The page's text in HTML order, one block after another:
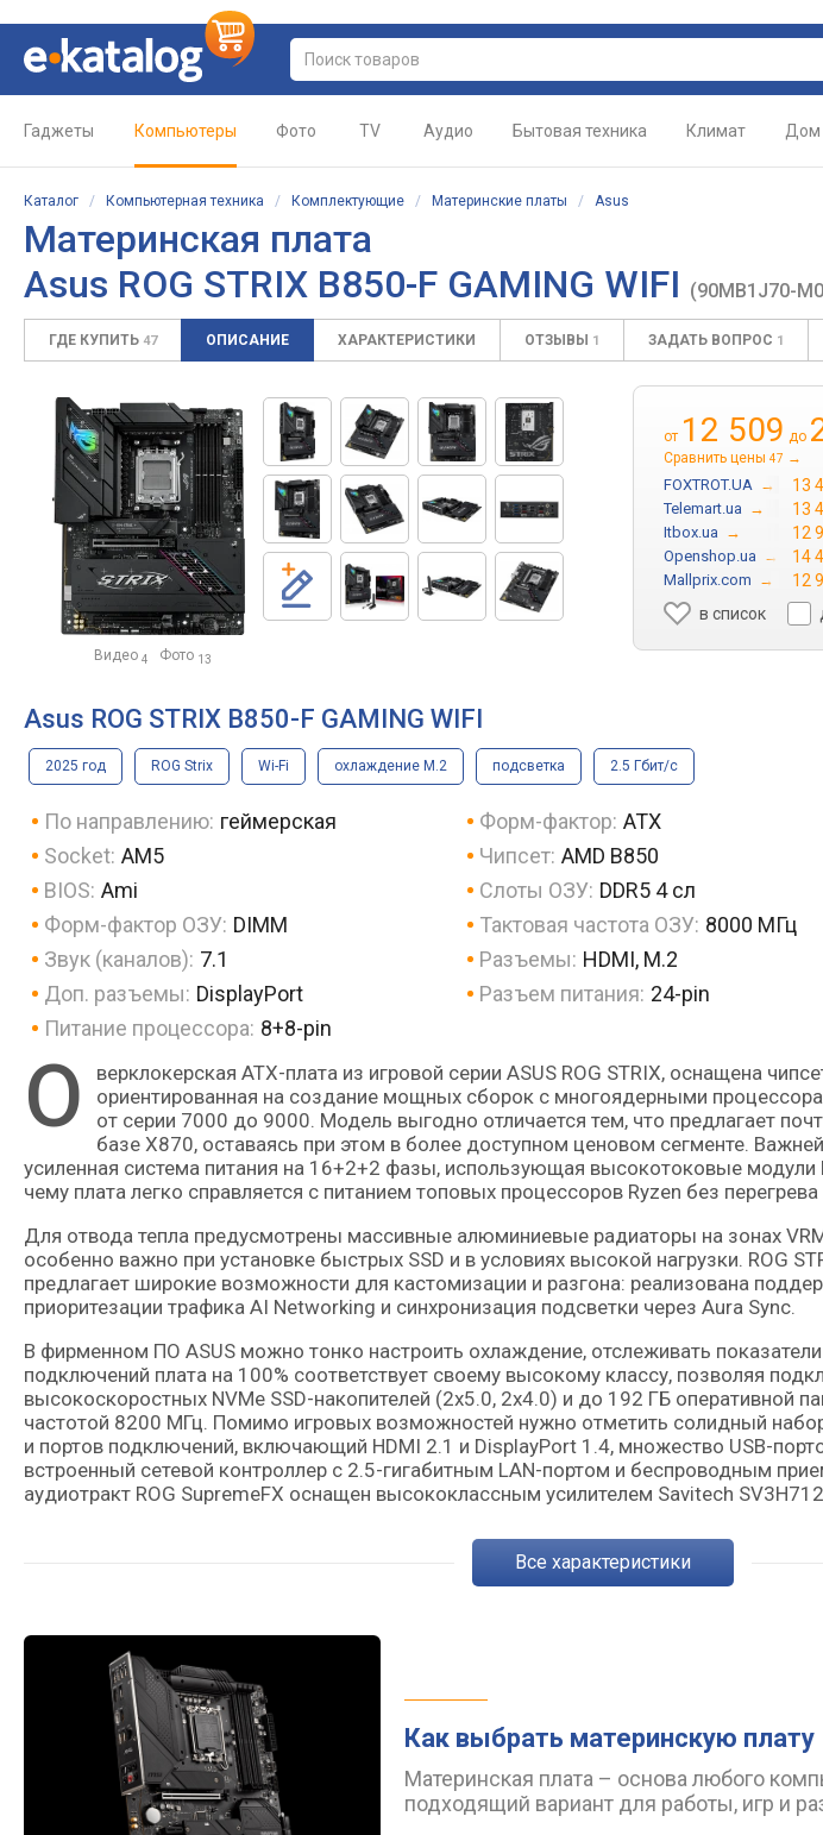
Гаджеты Компьютеры Фото TV Аудио Бытовая техника Климат Дом
Каталог / Компьютерная техника / Комплектующие / Материнские платы / Asus
Материнская плата
Asus ROG STRIX B850-F GAMING WIFI (90MB1J70-
ГДЕ КУПИТЬ 47 ОПИСАНИЕ ХАРАКТЕРИСТИКИ ОТЗЫВЫ 1 ЗАДАТЬ ВОПРОС 1
Видео 4 Фото 13
от 12 509 до
Сравнить цены 47 →
FOXTROT.UA → 13
Telemart.ua → 13
Itbox.ua → 12
Openshop.ua → 14
Mallprix.com → 12
в список
Asus ROG STRIX B850-F GAMING WIFI
2025 год ROG Strix Wi-Fi охлаждение M.2 подсветка 2.5 Гбит/с
По направлению: геймерская Форм-фактор: ATX
Socket: AM5 Чипсет: AMD B850
BIOS: Ami Слоты ОЗУ: DDR5 4 сл
Форм-фактор ОЗУ: DIMM Тактовая частота ОЗУ: 8000 МГц
Звук (каналов): 7.1 Разъемы: HDMI, M.2
Доп. разъемы: DisplayPort Разъем питания: 24-pin
Питание процессора: 8+8-pin
О
верклокерская ATX-плата из игровой серии ASUS ROG STRIX, оснащена чипсетом AMD B850 и
ориентированная на создание мощных сборок с многоядерными
от серии 7000 до 9000. Модель выгодно отличается тем, что предлагает
базе X870, оставаясь при этом в более доступном ценовом сегменте.
усиленная система питания на 16+2+2 фазы, использующая высокотоковые модули
чему плата легко справляется с питанием топовых процессоров Ryzen без
Для отвода тепла предусмотрены массивные алюминиевые радиаторы на зонах
особенно важно при установке быстрых SSD и в условиях высокой нагрузки. ROG
предлагает широкие возможности для кастомизации и разгона: реализована
приоритезации трафика AI Networking и синхронизация подсветки через Aura Sync.
В фирменном ПО ASUS можно тонко настроить охлаждение, отслеживать
подключений плата на 100% соответствует своему высокому классу, позволяя
высокоскоростных NVMe SSD-накопителей (2x5.0, 2x4.0) и до 192 ГБ оперативной
частотой 8200 МГц. Помимо игровых возможностей нужно отметить солидный
и портов подключений, включающий HDMI 2.1 и DisplayPort 1.4, множество USB-
встроенный сетевой контроллер с 2.5-гигабитным LAN-портом и беспроводным
аудиотракт ROG SupremeFX оснащен высококлассным усилителем Savitech
Все характеристики
Как выбрать материнскую плату
Материнская плата – основа любого
подходящий вариант для работы, игр и